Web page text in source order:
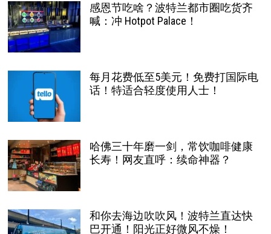
感恩节吃啥？波特兰都市圈吃货齐
喊：冲 Hotpot Palace！
每月花费低至5美元！免费打国际电
话！特适合轻度使用人士！
哈佛三十年磨一剑，常饮咖啡健康
长寿！网友直呼：续命神器？
和你去海边吹吹风！波特兰直达快
巴开通！阳光正好微风不燥！